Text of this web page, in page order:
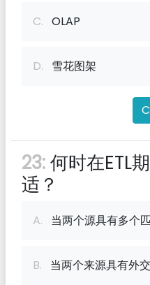
C. OLAP
D. 雪花图架
23:何时在ETL
适？
A. 当两个源具有多个
B. 当两个来源具有外